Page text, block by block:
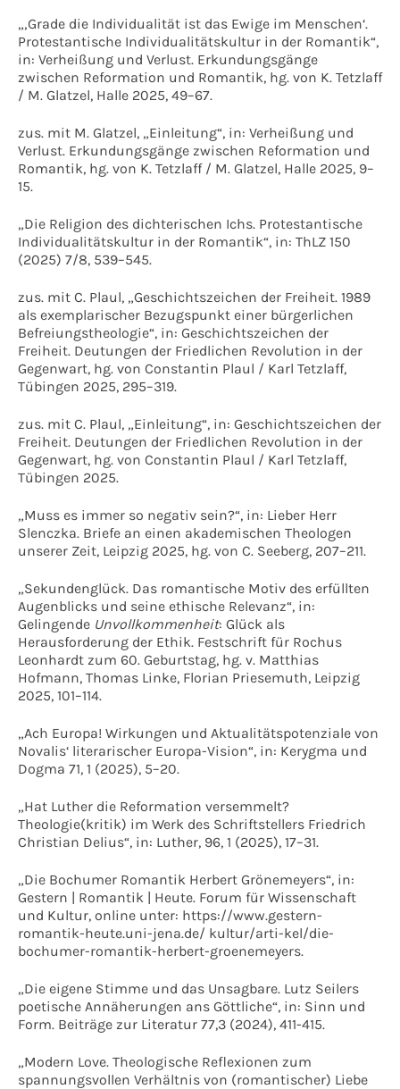
„‚Grade die Individualität ist das Ewige im Menschen‘.
Protestantische Individualitätskultur in der Romantik“,
in: Verheißung und Verlust. Erkundungsgänge
zwischen Reformation und Romantik, hg. von K. Tetzlaff
/ M. Glatzel, Halle 2025, 49–67.
zus. mit M. Glatzel, „Einleitung“, in: Verheißung und
Verlust. Erkundungsgänge zwischen Reformation und
Romantik, hg. von K. Tetzlaff / M. Glatzel, Halle 2025, 9–
15.
„Die Religion des dichterischen Ichs. Protestantische
Individualitätskultur in der Romantik“, in: ThLZ 150
(2025) 7/8, 539–545.
zus. mit C. Plaul, „Geschichtszeichen der Freiheit. 1989
als exemplarischer Bezugspunkt einer bürgerlichen
Befreiungstheologie“, in: Geschichtszeichen der
Freiheit. Deutungen der Friedlichen Revolution in der
Gegenwart, hg. von Constantin Plaul / Karl Tetzlaff,
Tübingen 2025, 295–319.
zus. mit C. Plaul, „Einleitung“, in: Geschichtszeichen der
Freiheit. Deutungen der Friedlichen Revolution in der
Gegenwart, hg. von Constantin Plaul / Karl Tetzlaff,
Tübingen 2025.
„Muss es immer so negativ sein?“, in: Lieber Herr
Slenczka. Briefe an einen akademischen Theologen
unserer Zeit, Leipzig 2025, hg. von C. Seeberg, 207–211.
„Sekundenglück. Das romantische Motiv des erfüllten
Augenblicks und seine ethische Relevanz“, in:
Gelingende Unvollkommenheit: Glück als
Herausforderung der Ethik. Festschrift für Rochus
Leonhardt zum 60. Geburtstag, hg. v. Matthias
Hofmann, Thomas Linke, Florian Priesemuth, Leipzig
2025, 101–114.
„Ach Europa! Wirkungen und Aktualitätspotenziale von
Novalis‘ literarischer Europa-Vision“, in: Kerygma und
Dogma 71, 1 (2025), 5–20.
„Hat Luther die Reformation versemmelt?
Theologie(kritik) im Werk des Schriftstellers Friedrich
Christian Delius“, in: Luther, 96, 1 (2025), 17–31.
„Die Bochumer Romantik Herbert Grönemeyers“, in:
Gestern | Romantik | Heute. Forum für Wissenschaft
und Kultur, online unter: https://www.gestern-
romantik-heute.uni-jena.de/ kultur/arti-kel/die-
bochumer-romantik-herbert-groenemeyers.
„Die eigene Stimme und das Unsagbare. Lutz Seilers
poetische Annäherungen ans Göttliche“, in: Sinn und
Form. Beiträge zur Literatur 77,3 (2024), 411-415.
„Modern Love. Theologische Reflexionen zum
spannungsvollen Verhältnis von (romantischer) Liebe